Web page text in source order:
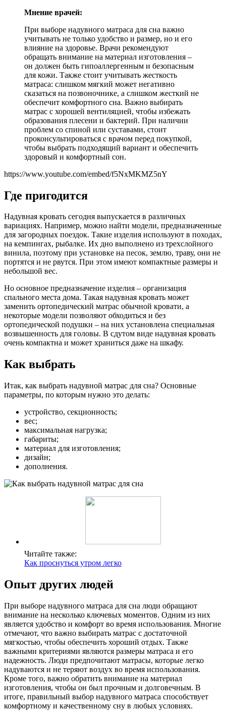
Мнение врачей:
При выборе надувного матраса для сна важно
учитывать не только удобство и размер, но и его
влияние на здоровье. Врачи рекомендуют
обращать внимание на материал изготовления –
он должен быть гипоаллергенным и безопасным
для кожи. Также стоит учитывать жесткость
матраса: слишком мягкий может негативно
сказаться на позвоночнике, а слишком жесткий не
обеспечит комфортного сна. Важно выбирать
матрас с хорошей вентиляцией, чтобы избежать
образования плесени и бактерий. При наличии
проблем со спиной или суставами, стоит
проконсультироваться с врачом перед покупкой,
чтобы выбрать подходящий вариант и обеспечить
здоровый и комфортный сон.
https://www.youtube.com/embed/f5NxMKMZ5nY
Где пригодится
Надувная кровать сегодня выпускается в различных
вариациях. Например, можно найти модели, предназначенные
для загородных поездок. Такие изделия используют в походах,
на кемпингах, рыбалке. Их дно выполнено из трехслойного
винила, поэтому при установке на песок, землю, траву, они не
портятся и не рвутся. При этом имеют компактные размеры и
небольшой вес.
Но основное предназначение изделия – организация
спального места дома. Такая надувная кровать может
заменить ортопедический матрас обычной кровати, а
некоторые модели позволяют обходиться и без
ортопедической подушки – на них установлена специальная
возвышенность для головы. В сдутом виде надувная кровать
очень компактна и может храниться даже на шкафу.
Как выбрать
Итак, как выбрать надувной матрас для сна? Основные
параметры, по которым нужно это делать:
устройство, секционность;
вес;
максимальная нагрузка;
габариты;
материал для изготовления;
дизайн;
дополнения.
Читайте также:
Как проснуться утром легко
Опыт других людей
При выборе надувного матраса для сна люди обращают
внимание на несколько ключевых моментов. Одним из них
является удобство и комфорт во время использования. Многие
отмечают, что важно выбирать матрас с достаточной
мягкостью, чтобы обеспечить хороший отдых. Также
важными критериями являются размеры матраса и его
надежность. Люди предпочитают матрасы, которые легко
надуваются и не теряют воздух во время использования.
Кроме того, важно обратить внимание на материал
изготовления, чтобы он был прочным и долговечным. В
итоге, правильный выбор надувного матраса способствует
комфортному и качественному сну в любых условиях.